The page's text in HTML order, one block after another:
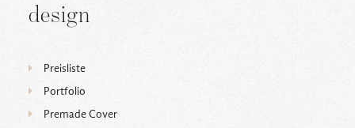
design
Preisliste
Portfolio
Premade Cover